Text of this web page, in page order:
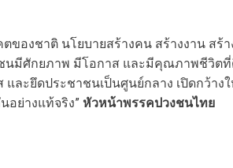
ของชาติ นโยบายสร้างคน สร้างงาน สร้า
ชนมีศักยภาพ มีโอกาส และมีคุณภาพชีวิต
ละยึดประชาชนเป็นศูนย์กลาง เปิดกว้าง
ย่างแท้จริง” หัวหน้าพรรคปวงชนไทย